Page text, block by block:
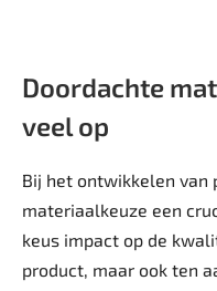
Doordachte
veel op
Bij het ontwikkelen van
materiaalkeuze een
keus impact op de
product, maar ook ten